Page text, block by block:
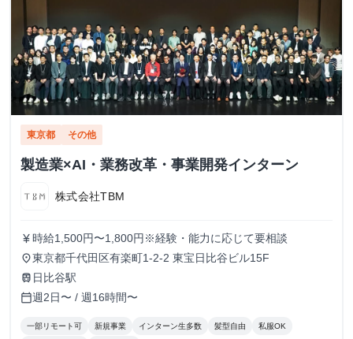
東京都 その他
製造業×AI・業務改革・事業開発インターン
株式会社TBM
currency_yen 時給1,500円〜1,800円※経験・能力に応じて要相談
place東京都千代田区有楽町1-2-2 東宝日比谷ビル15F
train 日比谷駅
calendar_today週2日〜 / 週16時間〜
一部リモート可 新規事業 インターン生多数 髪型自由 私服OK